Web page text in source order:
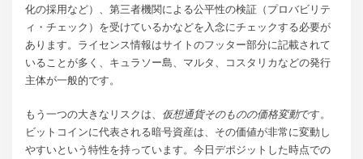
化の採用など）、第三者機関による公平性の検証（プロバビリテ
ィ・チェック）を受けているかなどを入念にチェックする必要が
あります。ライセンス情報はサイトのフッター部分に記載されて
いることが多く、キュラソー島、マルタ、コスタリカなどの発行
主体が一般的です。
もう一つの大きなリスクは、 仮想通貨そのものの価格変動です。
ビットコインに代表される暗号資産は、その価値が非常に変動し
やすいという特性を持っています。今日デポジットした時点での